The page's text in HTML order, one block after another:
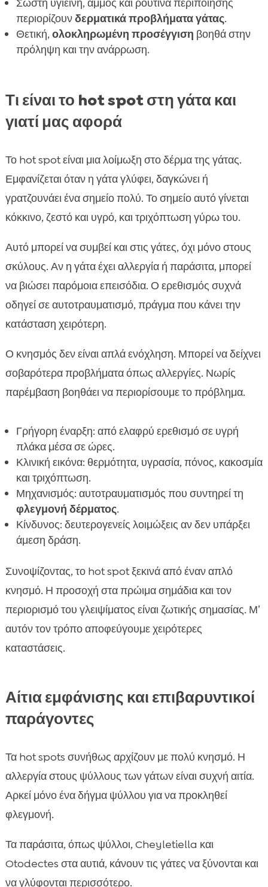
Σωστή υγιεινή, άμμος και ρουτίνα περιποίησης
περιορίζουνδερματικά προβλήματα γάτας.
Θετική, ολοκληρωμένη προσέγγιση βοηθά στην
πρόληψη και την ανάρρωση.
Τι είναι το hot spot στη γάτα και
γιατί μας αφορά
Το hot spot είναι μια λοίμωξη στο δέρμα της γάτας.
Εμφανίζεται όταν η γάτα γλύφει, δαγκώνει ή
γρατζουνάει ένα σημείο πολύ. Το σημείο αυτό γίνεται
κόκκινο, ζεστό και υγρό, και τριχόπτωση γύρω του.
Αυτό μπορεί να συμβεί και στις γάτες, όχι μόνο στους
σκύλους. Αν η γάτα έχει αλλεργία ή παράσιτα, μπορεί
να βιώσει παρόμοια επεισόδια. Ο ερεθισμός συχνά
οδηγεί σε αυτοτραυματισμό, πράγμα που κάνει την
κατάσταση χειρότερη.
Ο κνησμός δεν είναι απλά ενόχληση. Μπορεί να δείχνει
σοβαρότερα προβλήματα όπως αλλεργίες. Νωρίς
παρέμβαση βοηθάει να περιορίσουμε το πρόβλημα.
Γρήγορη έναρξη: από ελαφρύ ερεθισμό σε υγρή
πλάκα μέσα σε ώρες.
Κλινική εικόνα: θερμότητα, υγρασία, πόνος, κακοσμία
και τριχόπτωση.
Μηχανισμός: αυτοτραυματισμός που συντηρεί τη
φλεγμονή δέρματος.
Κίνδυνος: δευτερογενείς λοιμώξεις αν δεν υπάρξει
άμεση δράση.
Συνοψίζοντας, το hot spot ξεκινά από έναν απλό
κνησμό. Η προσοχή στα πρώιμα σημάδια και τον
περιορισμό του γλειψίματος είναι ζωτικής σημασίας. Μ’
αυτόν τον τρόπο αποφεύγουμε χειρότερες
καταστάσεις.
Αίτια εμφάνισης και επιβαρυντικοί
παράγοντες
Τα hot spots συνήθως αρχίζουν με πολύ κνησμό. Η
αλλεργία στους ψύλλους των γάτων είναι συχνή αιτία.
Αρκεί μόνο ένα δήγμα ψύλλου για να προκληθεί
φλεγμονή.
Τα παράσιτα, όπως ψύλλοι, Cheyletiella και
Otodectes στα αυτιά, κάνουν τις γάτες να ξύνονται και
να γλύφονται περισσότερο.